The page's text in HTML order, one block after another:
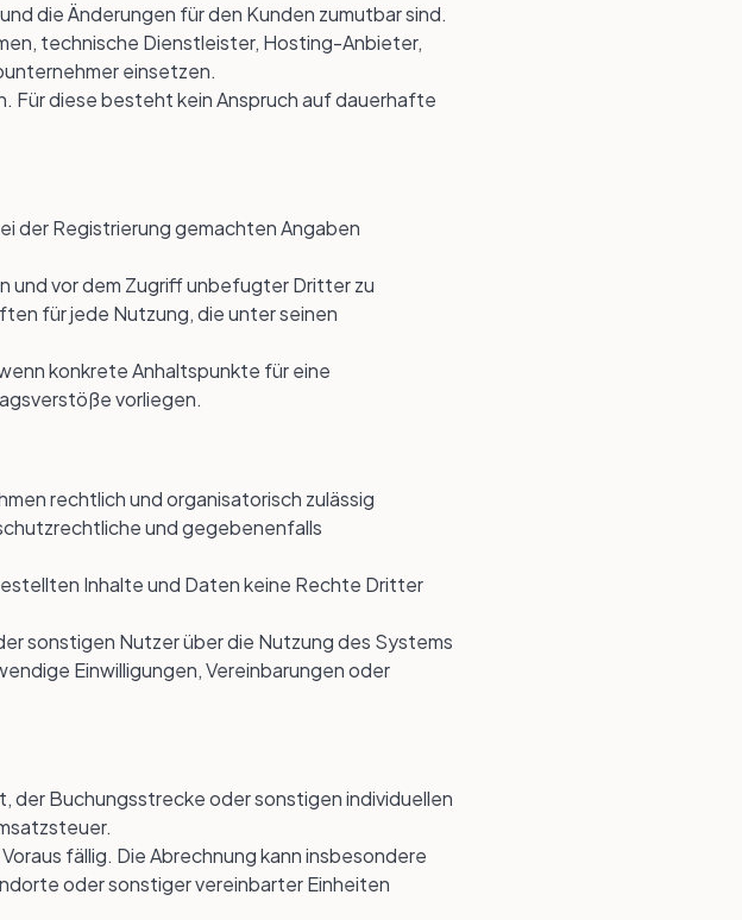
die Änderungen für den Kunden zumutbar sind.
technische Dienstleister, Hosting-Anbieter,
einsetzen.
diese besteht kein Anspruch auf dauerhafte
der Registrierung gemachten Angaben
und vor dem Zugriff unbefugter Dritter zu
für jede Nutzung, die unter seinen
konkrete Anhaltspunkte für eine
vorliegen.
rechtlich und organisatorisch zulässig
und gegebenenfalls
Inhalte und Daten keine Rechte Dritter
sonstigen Nutzer über die Nutzung des Systems
Einwilligungen, Vereinbarungen oder
der Buchungsstrecke oder sonstigen individuellen
fällig. Die Abrechnung kann insbesondere
oder sonstiger vereinbarter Einheiten